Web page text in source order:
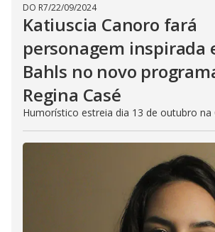
DO R7/22/09/2024
Katiuscia Canoro fará
personagem inspirada
Bahls no novo
Regina Casé
Humorístico estreia dia 13 de outubro na